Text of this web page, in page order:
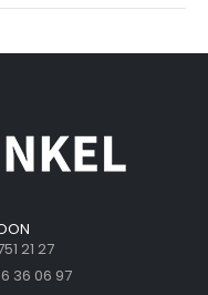
21 27
36 06 97